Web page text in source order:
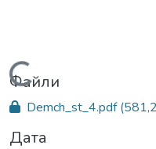
Вантажиться...
Файли
Demch_st_4.pdf
Дата